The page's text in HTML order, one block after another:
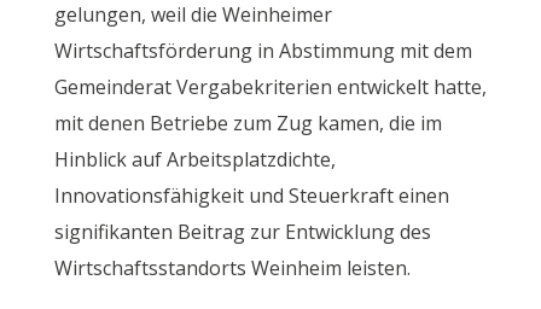
gelungen, weil die Weinheimer
Wirtschaftsförderung in Abstimmung mit dem
Gemeinderat Vergabekriterien entwickelt hatte,
mit denen Betriebe zum Zug kamen, die im
Hinblick auf Arbeitsplatzdichte,
Innovationsfähigkeit und Steuerkraft einen
signifikanten Beitrag zur Entwicklung des
Wirtschaftsstandorts Weinheim leisten.